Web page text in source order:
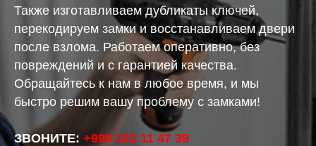
Также изготавливаем дубликаты ключей,
перекодируем замки и восстанавливаем двери
после взлома. Работаем оперативно, без
повреждений и с гарантией качества.
Обращайтесь к нам в любое время, и мы
быстро решим вашу проблему с замками!
ЗВОНИТЕ: +995 322 11 47 39